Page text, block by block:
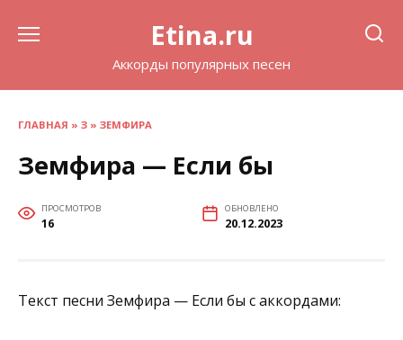
Etina.ru
Аккорды популярных песен
ГЛАВНАЯ » З » ЗЕМФИРА
Земфира — Если бы
ПРОСМОТРОВ
16
ОБНОВЛЕНО
20.12.2023
Текст песни Земфира — Если бы с аккордами: